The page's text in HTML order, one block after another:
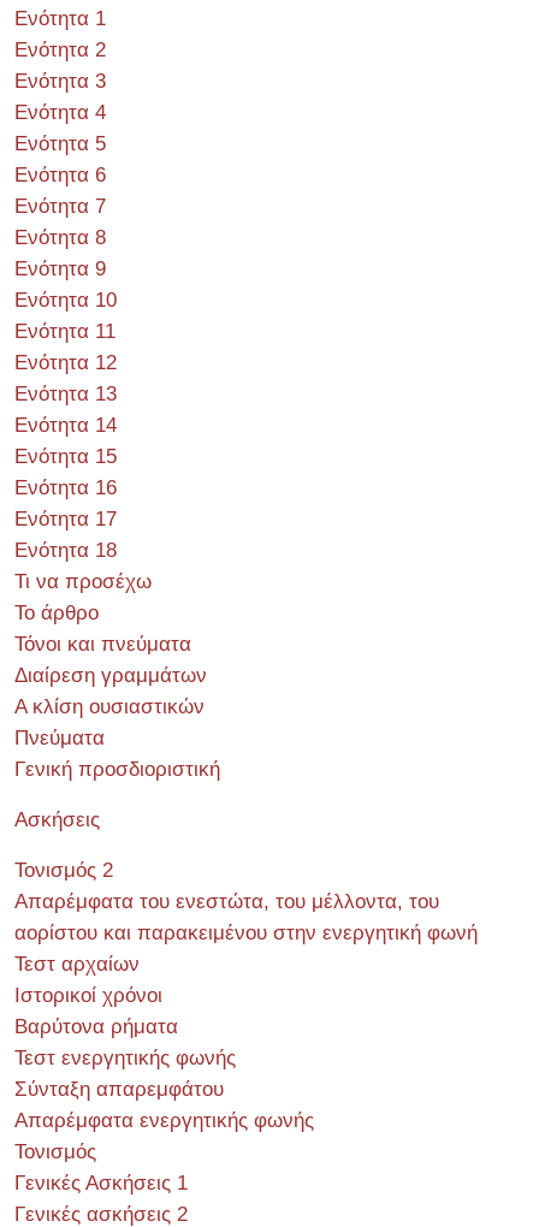
Ενότητα 1
Ενότητα 2
Ενότητα 3
Ενότητα 4
Ενότητα 5
Ενότητα 6
Ενότητα 7
Ενότητα 8
Ενότητα 9
Ενότητα 10
Ενότητα 11
Ενότητα 12
Ενότητα 13
Ενότητα 14
Ενότητα 15
Ενότητα 16
Ενότητα 17
Ενότητα 18
Τι να προσέχω
Το άρθρο
Τόνοι και πνεύματα
Διαίρεση γραμμάτων
Α κλίση ουσιαστικών
Πνεύματα
Γενική προσδιοριστική
Ασκήσεις
Τονισμός 2
Απαρέμφατα του ενεστώτα, του μέλλοντα, του
αορίστου και παρακειμένου στην ενεργητική φωνή
Τεστ αρχαίων
Ιστορικοί χρόνοι
Βαρύτονα ρήματα
Τεστ ενεργητικής φωνής
Σύνταξη απαρεμφάτου
Απαρέμφατα ενεργητικής φωνής
Τονισμός
Γενικές Ασκήσεις 1
Γενικές ασκήσεις 2